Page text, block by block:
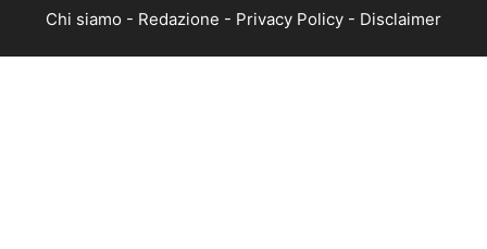
Chi siamo - Redazione - Privacy Policy - Disclaimer